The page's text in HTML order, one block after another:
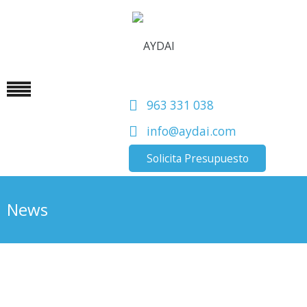
963 331 038
info@aydai.com
Solicita Presupuesto
News